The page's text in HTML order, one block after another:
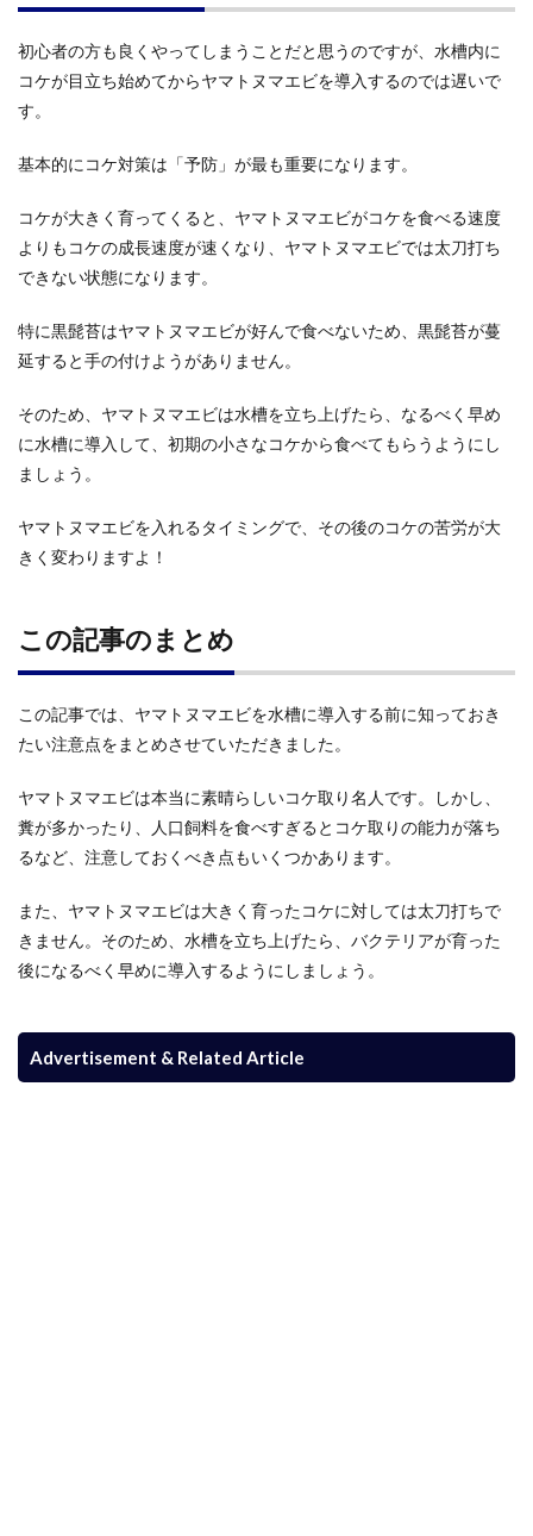
初心者の方も良くやってしまうことだと思うのですが、水槽内に
コケが目立ち始めてからヤマトヌマエビを導入するのでは遅いで
す。
基本的にコケ対策は「予防」が最も重要になります。
コケが大きく育ってくると、ヤマトヌマエビがコケを食べる速度
よりもコケの成長速度が速くなり、ヤマトヌマエビでは太刀打ち
できない状態になります。
特に黒髭苔はヤマトヌマエビが好んで食べないため、黒髭苔が蔓
延すると手の付けようがありません。
そのため、ヤマトヌマエビは水槽を立ち上げたら、なるべく早め
に水槽に導入して、初期の小さなコケから食べてもらうようにし
ましょう。
ヤマトヌマエビを入れるタイミングで、その後のコケの苦労が大
きく変わりますよ！
この記事のまとめ
この記事では、ヤマトヌマエビを水槽に導入する前に知っておき
たい注意点をまとめさせていただきました。
ヤマトヌマエビは本当に素晴らしいコケ取り名人です。しかし、
糞が多かったり、人口飼料を食べすぎるとコケ取りの能力が落ち
るなど、注意しておくべき点もいくつかあります。
また、ヤマトヌマエビは大きく育ったコケに対しては太刀打ちで
きません。そのため、水槽を立ち上げたら、バクテリアが育った
後になるべく早めに導入するようにしましょう。
Advertisement & Related Article